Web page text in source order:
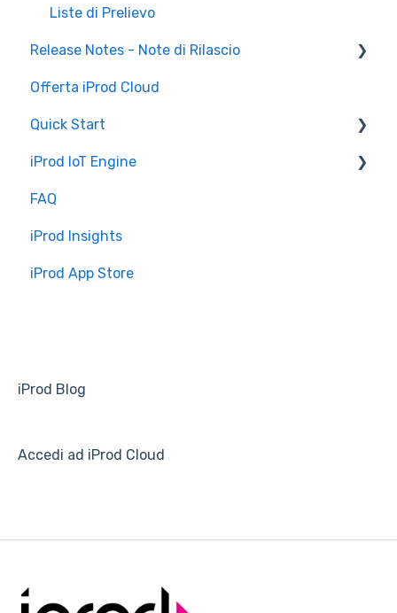
Liste di Prelievo
Release Notes - Note di Rilascio
iProd Cloud
iProd Tablet
Offerta iProd Cloud
Quick Start
Configurazioni Software
iProd IoT Engine
Introduzione
Installazione e Configurazione
FAQ
iProd Insights
iProd App Store
iProd Blog
Accedi ad iProd Cloud